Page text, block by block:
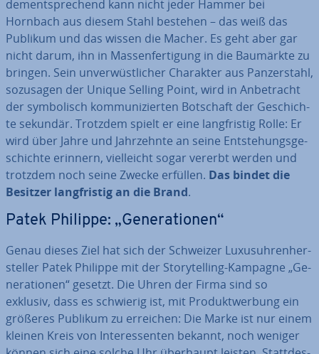
dem­entspre­chend kann nicht jeder Hammer bei
Hornbach aus diesem Stahl bestehen – das weiß das
Publikum und das wissen die Macher. Es geht aber gar
nicht darum, ihn in Mas­sen­fer­ti­gung in die Baumärkte zu
bringen. Sein un­ver­wüst­li­cher Charakter aus Pan­zer­stahl,
sozusagen der Unique Selling Point, wird in An­be­tracht
der sym­bo­lisch kom­mu­ni­zier­ten Botschaft der Ge­schich­
te sekundär. Trotzdem spielt er eine lang­fris­tig Rolle: Er
wird über Jahre und Jahr­zehn­te an seine Ent­ste­hungs­ge­
schich­te erinnern, viel­leicht sogar vererbt werden und
trotzdem noch seine Zwecke erfüllen. Das bindet die
Besitzer lang­fris­tig an die Brand.
Patek Philippe: „Ge­ne­ra­tio­nen“
Genau dieses Ziel hat sich der Schweizer Lu­xus­uh­ren­her­
stel­ler Patek Philippe mit der Sto­rytel­ling-Kampagne „Ge­
ne­ra­tio­nen“ gesetzt. Die Uhren der Firma sind so
exklusiv, dass es schwierig ist, mit Pro­dukt­wer­bung ein
größeres Publikum zu erreichen: Die Marke ist nur einem
kleinen Kreis von In­ter­es­sen­ten bekannt, noch weniger